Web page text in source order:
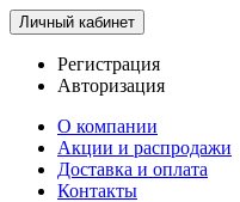
Личный кабинет
Регистрация
Авторизация
О компании
Акции и распродажи
Доставка и оплата
Контакты